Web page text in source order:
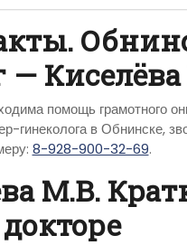
—
помощь грамотного
гинеколога в Обнинске,
8-928-900-32-69.
М.В.
докторе